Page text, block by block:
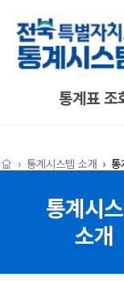
통계표
통계시스템 소개 통
통계시
소개